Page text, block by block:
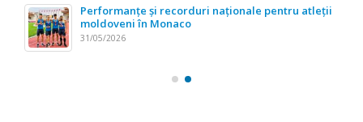
Performanțe și recorduri naționale pentru atleții
moldoveni în Monaco
31/05/2026